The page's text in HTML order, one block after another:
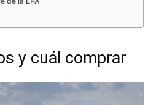
y cuál comprar